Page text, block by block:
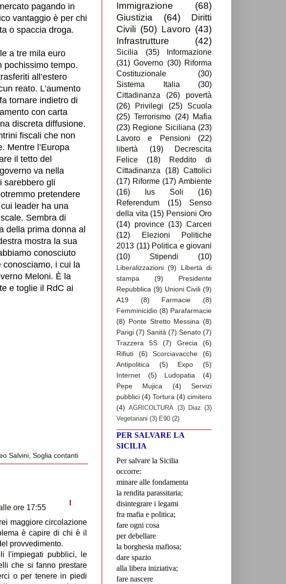
pagando in
vantaggio è per chi
o spaccia droga.
a tre mila euro
pochissimo tempo.
all’estero
reato. L’aumento
tornare indietro di
con carta
discreta diffusione.
fiscali che non
Mentre l’Europa
il tetto del
va nella
sarebbero gli
pretendere
leader ha una
Sembra di
della prima donna al
mostra la sua
conosciuto
conosciamo, i cui la
Meloni. È la
e toglie il RdC ai
Salvini,Soglia contanti
ore 17:55
maggiore circolazione
è capire di chi è il
provvedimento.
l'impiegati pubblici, le
che si fanno prestare
o per tenere in piedi
Immigrazione
(68)
Giustizia
(64)
Diritti
Civili (50) Lavoro (43)
Infrastrutture
(42)
Sicilia (35)
Informazione
(31) Governo (30) Riforma
Costituzionale
(30)
Sistema Italia
(30)
Cittadinanza
(26)
povertà
(26)
Privilegi (25)
Scuola
(25) Terrorismo (24)
Mafia
(23) Regione Siciliana (23)
Lavoro e Pensioni
(22)
libertà
(19)
Decrescita
Felice
(18)
Reddito di
Cittadinanza
(18) Cattolici
(17) Riforme (17) Ambiente
(16)
Ius Soli
(16)
Referendum
(15)
Senso
della vita (15) Pensioni Oro
(14) province (13) Carceri
(12)
Elezioni Politiche
2013 (11) Politica e giovani
(10)
Stipendi (10)
Liberalizzazioni (9)
Libertà di
stampa
(9)
Presidente
Repubblica (9) Unioni Civili (9)
A19
(8) Farmacie
(8)
Femminicidio (8) Parafarmacie
(8) Ponte Stretto Messina (8)
Parigi (7) Sanità (7) Senato (7)
Trazzera 5S
(7) Grecia
(6)
Rifiuti
(6) Scorciavacche
(6)
Antipolitica
(5) Expo
(5)
Internet
(5) Ludopatia
(4)
Pepe Mujica
(4)
Servizi
pubblici (4) Tortura (4) cimitero
(4) AGRICOLTURA (3) Diaz (3)
Vegetariani (3) E90 (2)
PER SALVARE LA
SICILIA
Per salvare la Sicilia
occorre:
minare alle fondamenta
la rendita parassitaria;
disintegrare i legami
fra mafia e politica;
fare ogni cosa
per debellare
la borghesia mafiosa;
dare spazio
alla libera iniziativa;
fare nascere